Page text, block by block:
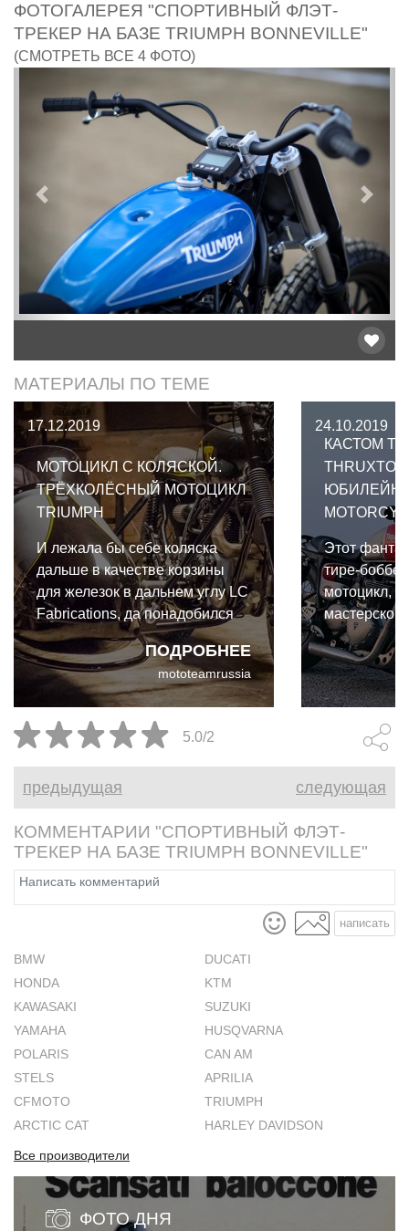
ФОТОГАЛЕРЕЯ "СПОРТИВНЫЙ ФЛЭТ-
ТРЕКЕР НА БАЗЕ TRIUMPH BONNEVILLE"
(СМОТРЕТЬ ВСЕ 4 ФОТО)
Предыдущий
МАТЕРИАЛЫ ПО ТЕМЕ
17.12.2019
МОТОЦИКЛ С КОЛЯСКОЙ.
ТРЁХКОЛЁСНЫЙ МОТОЦИКЛ
TRIUMPH
ПОДРОБНЕЕ
И лежала бы себе коляска
дальше в качестве корзины
для железок в дальнем углу LC
Fabrications, да понадобился
Джереми транспорт для
перевозки запчастей. О том как
появился мотоцикл Triumph с
коляской в кастом мастерской
LC Fabrications.
mototeamrussia
24.10.2019
КАСТОМ
Этот
тире-
мотоцикл,
мастерской
Названный
проект
Triumph
года. Он
клиента с
5.0/2
предыдущая следующая
КОММЕНТАРИИ "СПОРТИВНЫЙ ФЛЭТ-
ТРЕКЕР НА БАЗЕ TRIUMPH BONNEVILLE"
написать
BMW
DUCATI
HONDA
KTM
KAWASAKI
SUZUKI
YAMAHA
HUSQVARNA
POLARIS
CAN AM
STELS
APRILIA
CFMOTO
TRIUMPH
ARCTIC CAT
HARLEY DAVIDSON
Все производители
ФОТО ДНЯ